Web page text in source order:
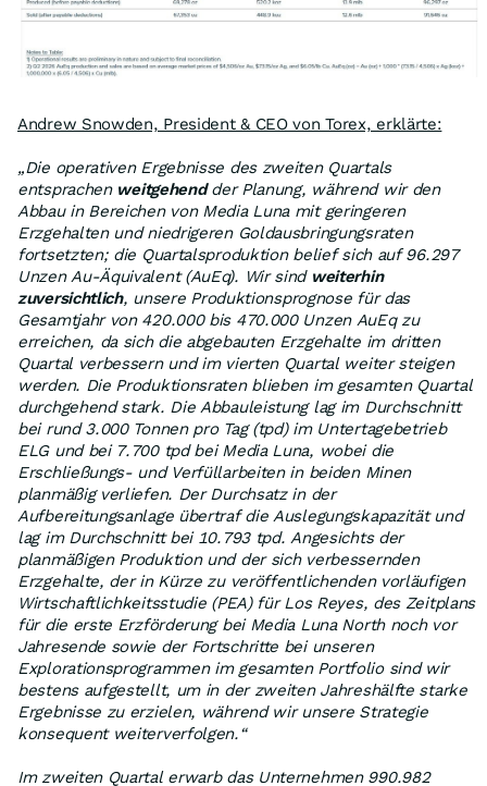
Andrew Snowden, President & CEO von Torex, erklärte:
„Die operativen Ergebnisse des zweiten Quartals
entsprachen weitgehend der Planung, während wir den
Abbau in Bereichen von Media Luna mit geringeren
Erzgehalten und niedrigeren Goldausbringungsraten
fortsetzten; die Quartalsproduktion belief sich auf 96.297
Unzen Au-Äquivalent (AuEq). Wir sind weiterhin
zuversichtlich, unsere Produktionsprognose für das
Gesamtjahr von 420.000 bis 470.000 Unzen AuEq zu
erreichen, da sich die abgebauten Erzgehalte im dritten
Quartal verbessern und im vierten Quartal weiter steigen
werden. Die Produktionsraten blieben im gesamten Quartal
durchgehend stark. Die Abbauleistung lag im Durchschnitt
bei rund 3.000 Tonnen pro Tag (tpd) im Untertagebetrieb
ELG und bei 7.700 tpd bei Media Luna, wobei die
Erschließungs- und Verfüllarbeiten in beiden Minen
planmäßig verliefen. Der Durchsatz in der
Aufbereitungsanlage übertraf die Auslegungskapazität und
lag im Durchschnitt bei 10.793 tpd. Angesichts der
planmäßigen Produktion und der sich verbessernden
Erzgehalte, der in Kürze zu veröffentlichenden vorläufigen
Wirtschaftlichkeitsstudie (PEA) für Los Reyes, des Zeitplans
für die erste Erzförderung bei Media Luna North noch vor
Jahresende sowie der Fortschritte bei unseren
Explorationsprogrammen im gesamten Portfolio sind wir
bestens aufgestellt, um in der zweiten Jahreshälfte starke
Ergebnisse zu erzielen, während wir unsere Strategie
konsequent weiterverfolgen.“
Im zweiten Quartal erwarb das Unternehmen 990.982